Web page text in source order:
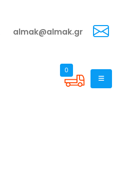
almak@almak.gr
0